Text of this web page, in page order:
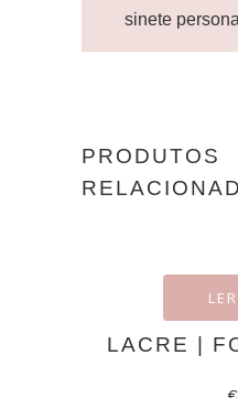
sinete
PRODUTOS
LACRE |